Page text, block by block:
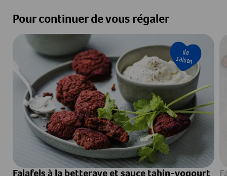
Pour continuer de vous régaler
de
saison